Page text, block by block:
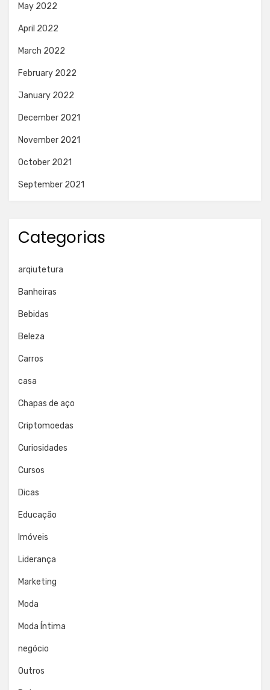
May 2022
April 2022
March 2022
February 2022
January 2022
December 2021
November 2021
October 2021
September 2021
Categorias
arqiutetura
Banheiras
Bebidas
Beleza
Carros
casa
Chapas de aço
Criptomoedas
Curiosidades
Cursos
Dicas
Educação
Imóveis
Liderança
Marketing
Moda
Moda Íntima
negócio
Outros